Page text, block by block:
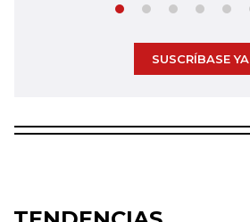
SUSCRÍBASE YA